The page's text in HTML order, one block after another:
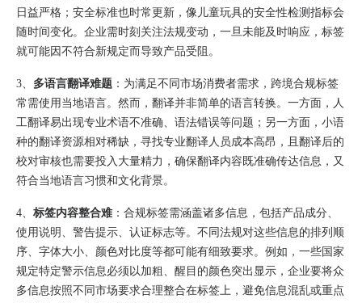
日益严格；安全标准也时常更新，像儿童玩具的安全性检测指标会
随时间变化。企业需时刻关注法规变动，一旦未能及时响应，标签
就可能因不符合新规定而导致产品受阻。
3、 多语言翻译难题 ：为满足不同市场消费者需求，跨境合规标签
常需使用当地语言。然而，翻译并非简单的语言转换。一方面，人
工翻译易出现专业术语不准确、语法错误等问题；另一方面，小语
种的翻译资源相对稀缺，寻找专业翻译人员成本高昂，且翻译后的
校对审核也需要投入大量精力，确保翻译内容既准确传达信息，又
符合当地语言习惯和文化背景。
4、 标签内容整合难：合规标签需涵盖诸多信息，包括产品成分、
使用说明、警告提示、认证标志等。不同法规对这些信息的排列顺
序、字体大小、颜色对比度等都可能有细致要求。例如，一些国家
规定特定警示信息必须以加粗、醒目的颜色突出显示，企业要将众
多信息按照不同市场要求合理整合在标签上，避免信息混乱或重点